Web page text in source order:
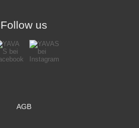
Follow us
AGB